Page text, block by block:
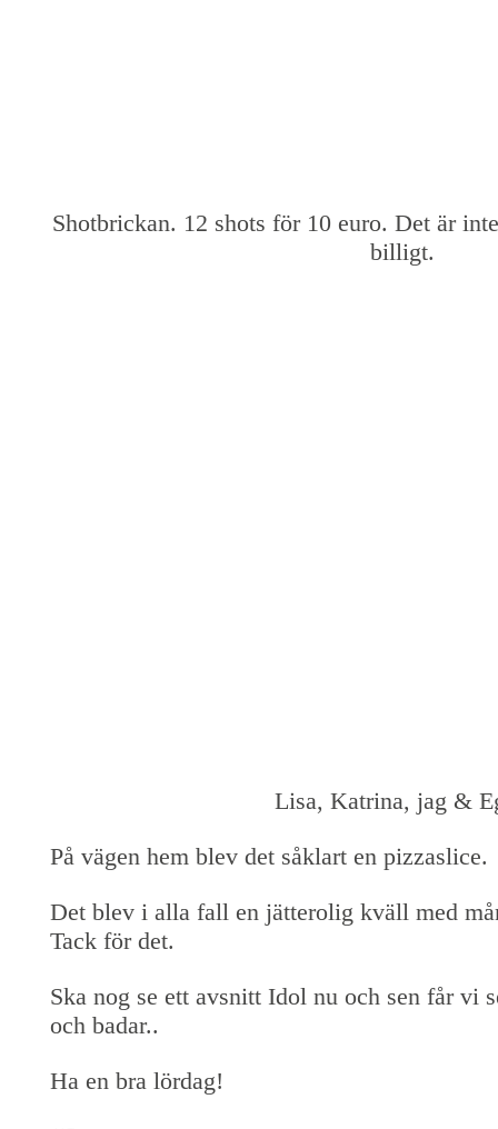
Shotbrickan. 12 shots för 10 euro. Det är
billigt.
Lisa, Katrina, jag &
På vägen hem blev det såklart en pizzaslice.
Det blev i alla fall en jätterolig kväll med
Tack för det.
Ska nog se ett avsnitt Idol nu och sen får vi
och badar..
Ha en bra lördag!